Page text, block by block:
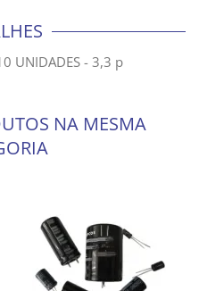
UNIDADES - 3,3 p
NA MESMA